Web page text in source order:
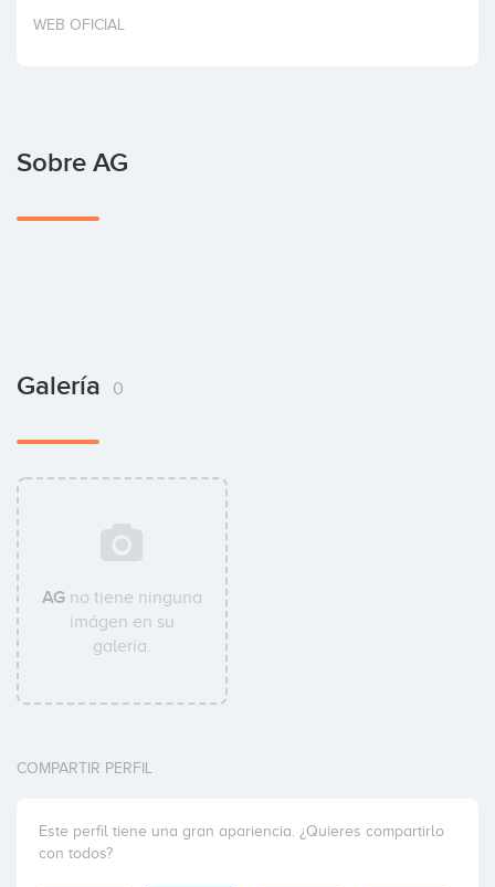
Invertir
WEB OFICIAL
Sobre AG
Galería 0
AG no tiene ninguna
imágen en su
galería.
COMPARTIR PERFIL
Este perfil tiene una gran apariencia. ¿Quieres compartirlo
con todos?